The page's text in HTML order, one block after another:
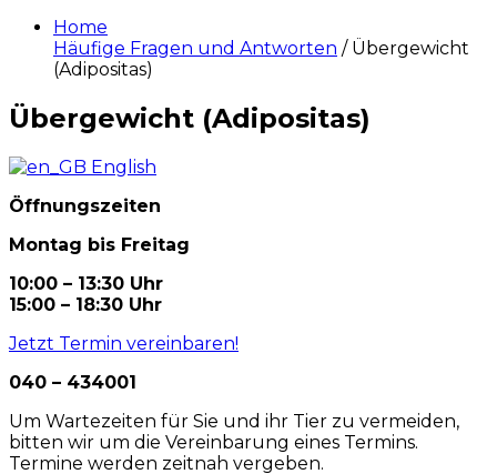
Home
Häufige Fragen und Antworten / Übergewicht
(Adipositas)
Übergewicht (Adipositas)
English
Öffnungszeiten
Montag bis Freitag
10:00 – 13:30 Uhr
15:00 – 18:30 Uhr
Jetzt Termin vereinbaren!
040 – 434001
Um Wartezeiten für Sie und ihr Tier zu vermeiden,
bitten wir um die Vereinbarung eines Termins.
Termine werden zeitnah vergeben.